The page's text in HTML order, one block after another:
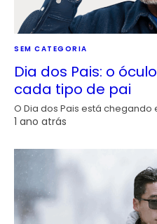
SEM CATEGORIA
Dia dos Pais: o
cada tipo de pai
O Dia dos Pais está
1 ano atrás